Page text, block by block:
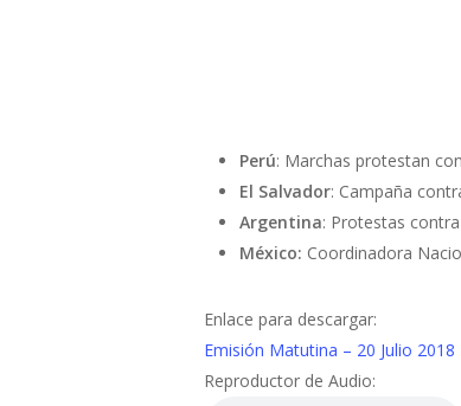
Presiona "ENTER" para buscar o "ESC" para
Perú: Marchas protestan
El Salvador: Campaña
Argentina: Protestas
México: Coordinadora
Enlace para descargar:
Emisión Matutina – 20 Julio 2018
Reproductor de Audio: